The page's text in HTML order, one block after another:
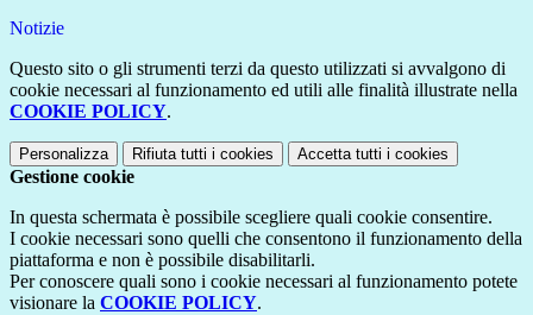
Notizie
Questo sito o gli strumenti terzi da questo utilizzati si avvalgono di
cookie necessari al funzionamento ed utili alle finalità illustrate nella
COOKIE POLICY.
Personalizza Rifiuta tutti i cookies Accetta tutti i cookies
Gestione cookie
In questa schermata è possibile scegliere quali cookie consentire.
I cookie necessari sono quelli che consentono il funzionamento della
piattaforma e non è possibile disabilitarli.
Per conoscere quali sono i cookie necessari al funzionamento potete
visionare la COOKIE POLICY.